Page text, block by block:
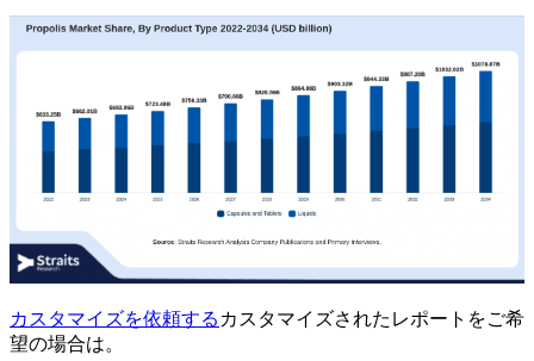
カスタマイズを依頼する カスタマイズされたレポートをご希
望の場合は。